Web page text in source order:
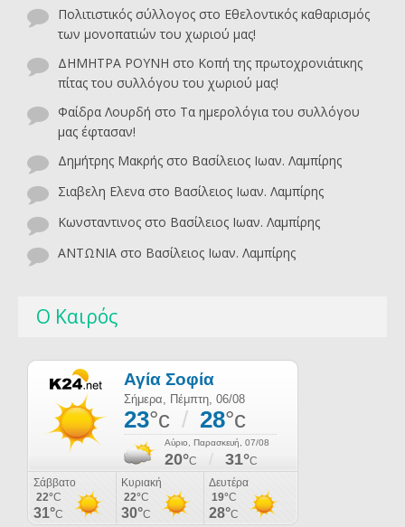
Πολιτιστικός σύλλογος στο Εθελοντικός καθαρισμός
των μονοπατιών του χωριού μας!
ΔΗΜΗΤΡΑ ΡΟΥΝΗ στο Κοπή της πρωτοχρονιάτικης
πίτας του συλλόγου του χωριού μας!
Φαίδρα Λουρδή στο Τα ημερολόγια του συλλόγου
μας έφτασαν!
Δημήτρης Μακρής στο Βασίλειος Ιωαν. Λαμπίρης
Σιαβελη Ελενα στο Βασίλειος Ιωαν. Λαμπίρης
Κωνσταντινος στο Βασίλειος Ιωαν. Λαμπίρης
ΑΝΤΩΝΙΑ στο Βασίλειος Ιωαν. Λαμπίρης
Ο Καιρός